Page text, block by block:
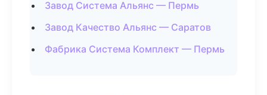
Завод Система Альянс — Пермь
Завод Качество Альянс — Саратов
Фабрика Система Комплект — Пермь